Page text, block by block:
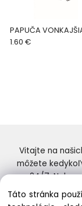
PAPUČA
1.60 €
Vitajte na
môžete
24/7.
Skvelý
prebiehajúce
Táto stránka